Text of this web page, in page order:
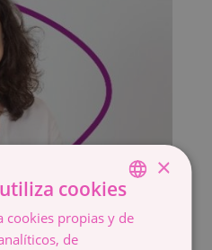
SPANISH
×
cookies
cookies propias y de
de